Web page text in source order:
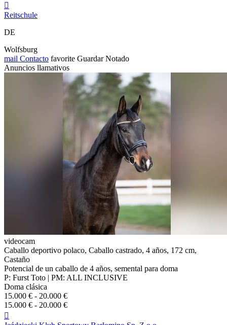

Reitschule
DE
Wolfsburg
mail Contacto favorite Guardar Notado
Anuncios llamativos
videocam
Caballo deportivo polaco, Caballo castrado, 4 años, 172 cm,
Castaño
Potencial de un caballo de 4 años, semental para doma
P: Furst Toto | PM: ALL INCLUSIVE
Doma clásica
15.000 € - 20.000 €
15.000 € - 20.000 €
